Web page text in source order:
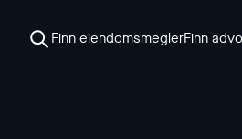
Finn eiendomsmeglerFinn